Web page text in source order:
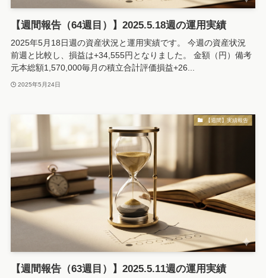
【週間報告（64週目）】2025.5.18週の運用実績
2025年5月18日週の資産状況と運用実績です。 今週の資産状況
前週と比較し、損益は+34,555円となりました。 金額（円）備考
元本総額1,570,000毎月の積立合計評価損益+26...
2025年5月24日
【週間】実績報告
【週間報告（63週目）】2025.5.11週の運用実績